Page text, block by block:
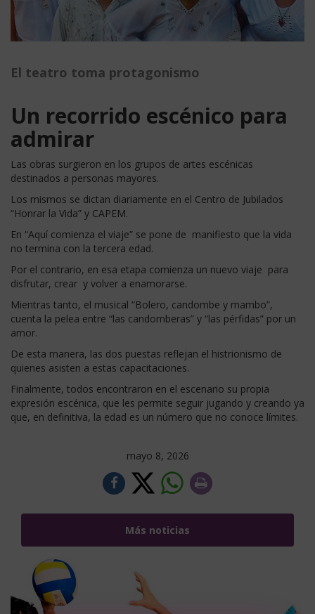
El teatro toma protagonismo
Un recorrido escénico para
admirar
Las obras surgieron en los grupos de artes escénicas
destinados a personas mayores.
Los mismos se dictan diariamente en el Centro de Jubilados
“Honrar la Vida” y CAPEM.
En “Aquí comienza el viaje” se pone de manifiesto que la vida
no termina con la tercera edad.
Por el contrario, en esa etapa comienza un nuevo viaje para
disfrutar, crear y volver a enamorarse.
Mientras tanto, el musical “Bolero, candombe y mambo”,
cuenta la pelea entre “las candomberas” y “las pérfidas” por un
amor.
De esta manera, las dos puestas reflejan el histrionismo de
quienes asisten a estas capacitaciones.
Finalmente, todos encontraron en el escenario su propia
expresión escénica, que les permite seguir jugando y creando ya
que, en definitiva, la edad es un número que no conoce límites.
mayo 8, 2026
Más noticias